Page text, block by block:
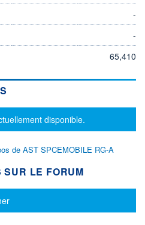
-
-
65,410
disponible.
de AST SPCEMOBILE RG-A
SUR LE FORUM